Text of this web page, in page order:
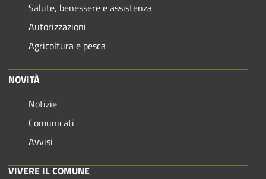
Salute, benessere e assistenza
Autorizzazioni
Agricoltura e pesca
NOVITÀ
Notizie
Comunicati
Avvisi
VIVERE IL COMUNE